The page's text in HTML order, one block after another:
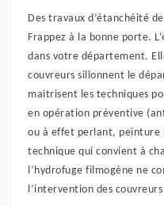
Des travaux d’étanchéité
Frappez à la bonne porte.
dans votre département.
couvreurs sillonnent le
maitrisent les techniques
en opération préventive
ou à effet perlant, peinture
technique qui convient à
l’hydrofuge filmogène ne
l’intervention des